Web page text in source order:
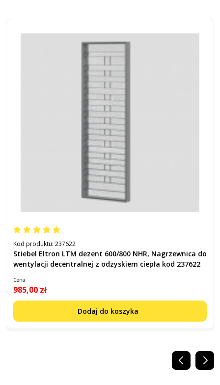
Kod produktu: 237622
Stiebel Eltron LTM dezent 600/800 NHR, Nagrzewnica do
wentylacji decentralnej z odzyskiem ciepła kod 237622
Cena
985,00 zł
Dodaj do koszyka